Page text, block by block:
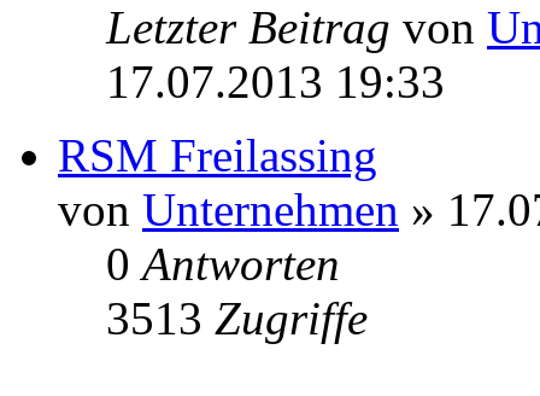
Letzter Beitrag von
17.07.2013 19:33
RSM Freilassing
von Unternehmen »
0Antworten
3513 Zugriffe